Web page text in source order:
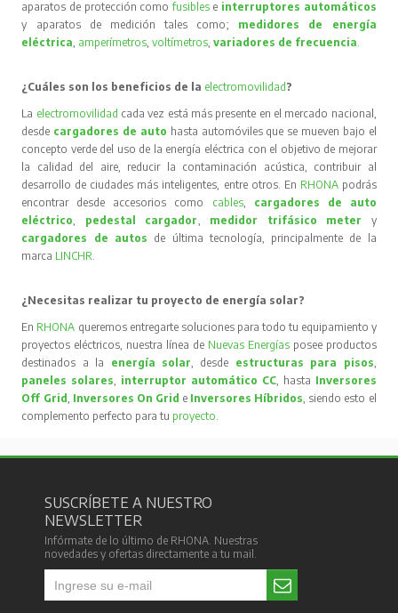
aparatos de protección comofusibles e interruptores automáticos
y aparatos de medición tales como; medidores de energía
eléctrica amperímetros ,voltímetros ,variadores de frecuencia
¿Cuáles son los beneficios de la electromovilidad?
La electromovilidad cada vez está más presente en el mercado nacional,
desde cargadores de auto hasta automóviles que se mueven bajo el
concepto verde del uso de la energía eléctrica con el objetivo de mejorar
la calidad del aire, reducir la contaminación acústica, contribuir al
desarrollo de ciudades más inteligentes, entre otros. En RHONA podrás
encontrar desde accesorios como cables, cargadores de auto
eléctrico
pedestal cargador medidor trifásico meter
y
cargadores de autos de última tecnología, principalmente de la
marca LINCHR
¿Necesitas realizar tu proyecto de energía solar?
En RHONA queremos entregarte soluciones para todo tu equipamiento y
proyectos eléctricos, nuestra línea de Nuevas Energíasposee productos
destinados a la energía solar , desde estructuras para pisos
paneles solares
interruptor automático CC, hasta Inversores
Off Grid Inversores On Grid e Inversores Híbridos , siendo esto el
complemento perfecto para tu proyecto
SUSCRÍBETE A NUESTRO
NEWSLETTER
Infórmate de lo último de RHONA. Nuestras
novedades y ofertas directamente a tu mail.